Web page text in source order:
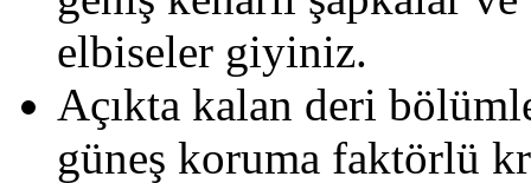
elbiseler giyiniz.
Açıkta kalan deri
güneş koruma faktörlü